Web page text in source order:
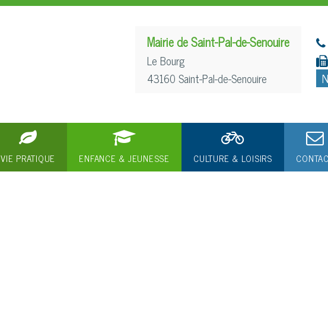
Mairie de Saint-Pal-de-Senouire
Le Bourg
43160 Saint-Pal-de-Senouire
VIE PRATIQUE ENFANCE & JEUNESSE CULTURE & LOISIRS